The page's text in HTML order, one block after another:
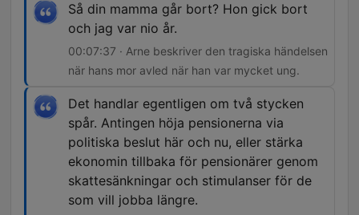
Så din mamma går bort? Hon gick bort
och jag var nio år.
00:07:37 · Arne beskriver den tragiska händelsen
när hans mor avled när han var mycket ung.
Det handlar egentligen om två stycken
spår. Antingen höja pensionerna via
politiska beslut här och nu, eller stärka
ekonomin tillbaka för pensionärer genom
skattesänkningar och stimulanser för de
som vill jobba längre.